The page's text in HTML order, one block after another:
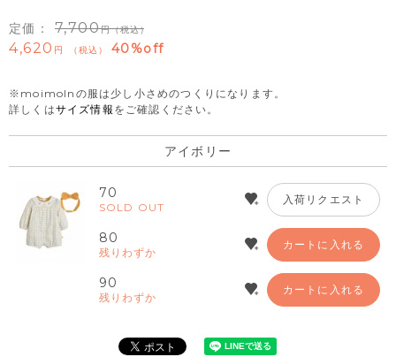
定価： 7,700 （税込）
4,620 税込 40%off
※moimolnの服は少し小さめのつくりになります。
詳しくはサイズ情報 をご確認ください。
アイボリー
70
SOLD OUT
入荷リクエスト
80
残りわずか
カートに入れる
90
残りわずか
カートに入れる